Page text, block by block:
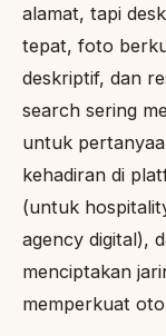
alamat, tapi
tepat, foto
deskriptif, dan
search sering
untuk
kehadiran di
(untuk
agency digital),
menciptakan
memperkuat